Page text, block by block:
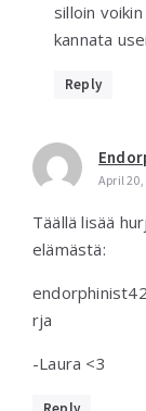
silloin
kannata
Reply
April
Täällä lisää
elämästä:
rja
-Laura <3